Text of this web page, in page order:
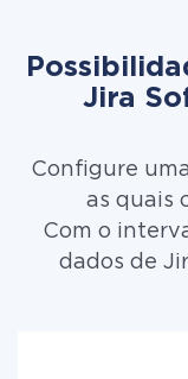
Jira
Configure
as quais
Com o
dados de